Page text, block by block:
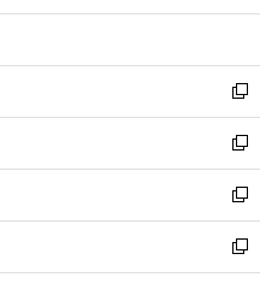
開
ウ
開
く
ン
ウ
で
開
く
ウ
ン
ド
ウ
で
開
く
新
し
い
ウ
ィ
ン
ド
ウ
新
し
い
ウ
ィ
ン
新
し
い
ウ
新
し